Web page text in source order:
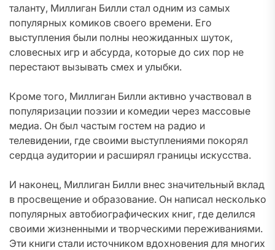
таланту, Миллиган Билли стал одним из самых
популярных комиков своего времени. Его
выступления были полны неожиданных шуток,
словесных игр и абсурда, которые до сих пор не
перестают вызывать смех и улыбки.
Кроме того, Миллиган Билли активно участвовал в
популяризации поэзии и комедии через массовые
медиа. Он был частым гостем на радио и
телевидении, где своими выступлениями покорял
сердца аудитории и расширял границы искусства.
И наконец, Миллиган Билли внес значительный вклад
в просвещение и образование. Он написал несколько
популярных автобиографических книг, где делился
своими жизненными и творческими переживаниями.
Эти книги стали источником вдохновения для многих